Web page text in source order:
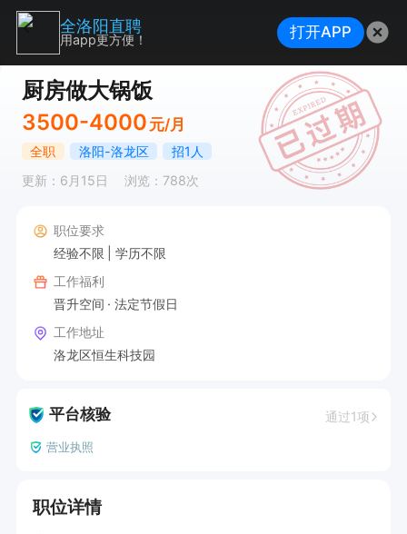
厨房做大锅饭
3500-4000 元/月
全职 洛阳-洛龙区
招1人
更新：6月15日
浏览：788次
职位要求
经验不限
学历不限
工作福利
晋升空间
法定节假日
工作地址
洛龙区恒生科技园
平台核验 通过1项
营业执照
职位详情
全洛阳直聘
用app更方便！ 打开APP